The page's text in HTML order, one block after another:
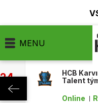
MENU
HCB
Talent
Online